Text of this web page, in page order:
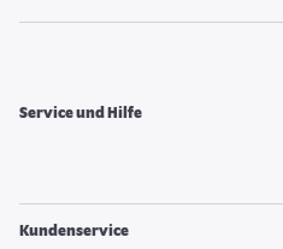
Service und Hilfe
Kundenservice